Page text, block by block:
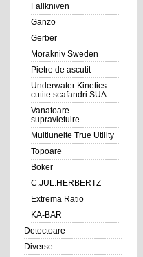
Fallkniven
Ganzo
Gerber
Morakniv Sweden
Pietre de ascutit
Underwater Kinetics-
cutite scafandri SUA
Vanatoare-
supravietuire
Multiunelte True Utility
Topoare
Boker
C.JUL.HERBERTZ
Extrema Ratio
KA-BAR
Detectoare
Diverse